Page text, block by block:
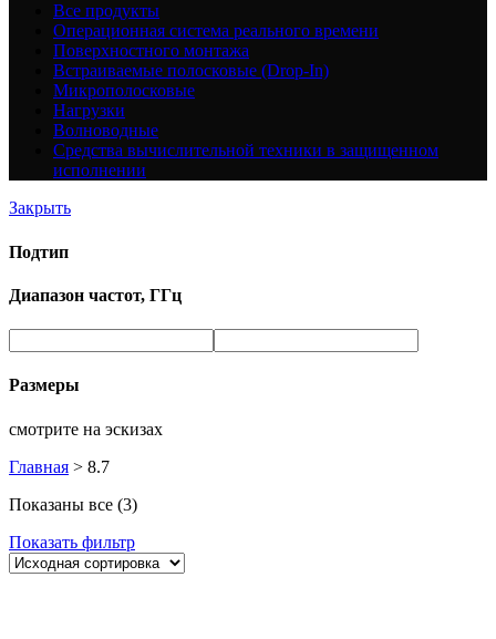
Все продукты
Операционная система реального времени
Поверхностного монтажа
Встраиваемые полосковые (Drop-In)
Микрополосковые
Нагрузки
Волноводные
Средства вычислительной техники в защищенном
исполнении
Закрыть
Подтип
Диапазон частот, ГГц
Размеры
смотрите на эскизах
Главная > 8.7
Показаны все (3)
Показать фильтр